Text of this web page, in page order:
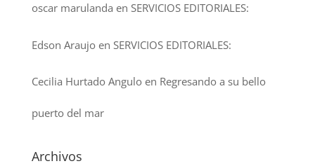
oscar marulanda en SERVICIOS EDITORIALES:
Edson Araujoen SERVICIOS EDITORIALES:
Cecilia Hurtado Anguloen Regresando a su bello
puerto del mar
Archivos